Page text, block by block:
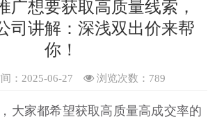
广想要获取高质量线索，
司讲解：深浅双出价来帮
你！
：2025-06-27 浏览次数： 789
大家都希望获取高质量高成交率的